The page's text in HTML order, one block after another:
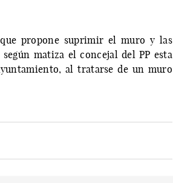
propone suprimir el muro y las
matiza el concejal del PP esta
al tratarse de un muro